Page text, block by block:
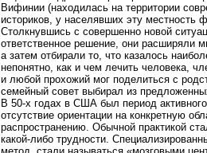
Вифинии (находилась на территории
историков, у населявших эту
Столкнувшись с совершенно новой
ответственное решение, они расширяли
а затем отбирали то, что казалось
непонятно, как и чем лечить человека,
и любой прохожий мог поделиться с
семейный совет выбирал из
В 50-х годах в США был период
отсутствие ориентации на конкретную
распространению. Обычной практикой
какой-либо трудности.